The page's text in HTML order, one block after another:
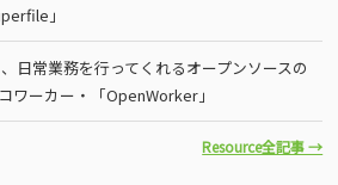
」
日常業務を行ってくれるオープンソースの
ワーカー・「OpenWorker」
Resource全記事 →